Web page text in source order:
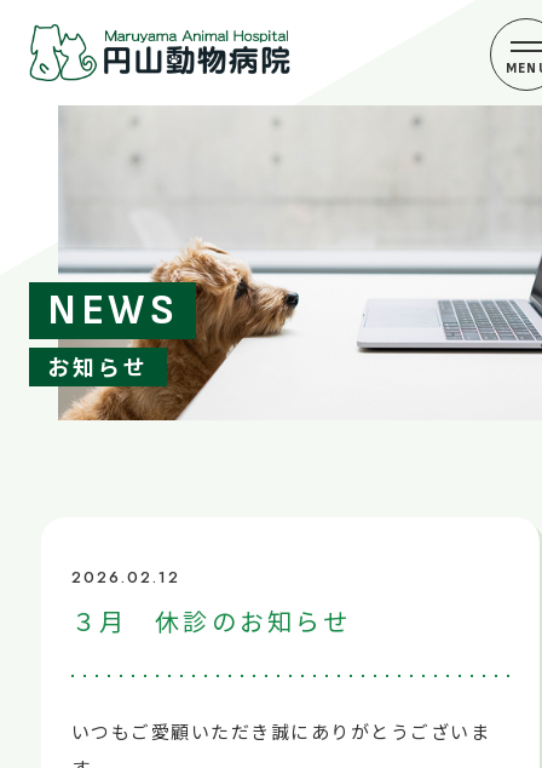
NEWS
お知らせ
2026.02.12
３月 休診のお知らせ
いつもご愛顧いただき誠にありがとうございま